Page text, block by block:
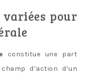
variées pour
constitue une part
d’action d’un